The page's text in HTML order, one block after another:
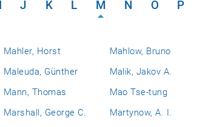
I J K L M N O
P
Mahler, Horst
Mahlow, Bruno
Maleuda, Günther
Malik, Jakov A.
Mann, Thomas
Mao Tse-tung
Marshall, George C.
Martynow, A. I.